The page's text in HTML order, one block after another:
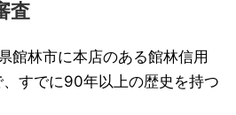
査
林市に本店のある館林信用
すでに90年以上の歴史を持つ